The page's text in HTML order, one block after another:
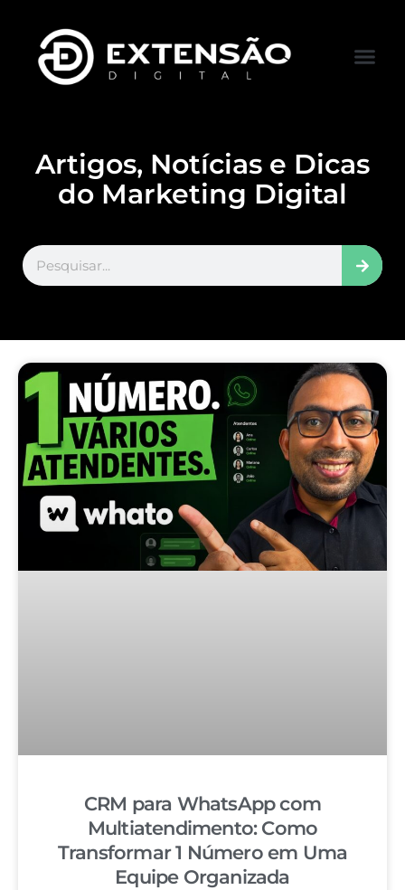
Artigos, Notícias e Dicas
do Marketing Digital
CRM para WhatsApp com
Multiatendimento: Como
Transformar 1 Número em Uma
Equipe Organizada